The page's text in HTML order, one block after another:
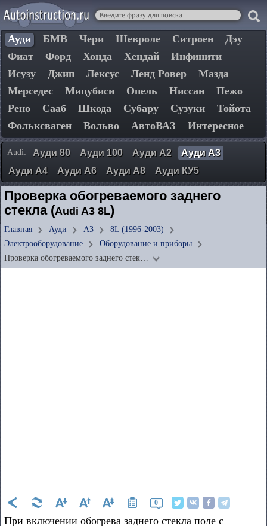
Ауди БМВ Чери Шевроле Ситроен
Дэу
Фиат
Форд Хонда Хендай
Инфинити
Исузу
Джип Лексус Ленд Ровер
Мазда
Мерседес
Мицубиси Опель Ниссан
Пежо
Рено
Сааб Шкода Субару Сузуки
Тойота
Фольксваген
Вольво АвтоВАЗ Интересное
Audi: Ауди 80 Ауди 100 Ауди А2
Ауди А3
Ауди А4
Ауди А6 Ауди А8 Ауди КУ5
Проверка обогреваемого заднего
стекла (Audi A3 8L)
Главная Ауди А3
8L (1996-2003)
Электрооборудование
Оборудование и приборы
Проверка обогреваемого заднего стек…
0
При включении обогрева заднего стекла поле с